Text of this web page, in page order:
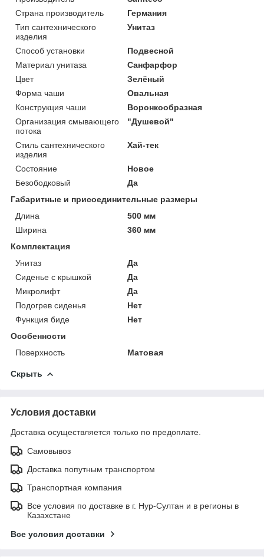
Страна производитель
Германия
Тип сантехнического
изделия
Унитаз
Способ установки
Подвесной
Материал унитаза
Санфарфор
Цвет
Зелёный
Форма чаши
Овальная
Конструкция чаши
Воронкообразная
Организация смывающего
потока
"Душевой"
Стиль сантехнического
изделия
Хай-тек
Состояние
Новое
Безободковый
Да
Габаритные и присоединительные размеры
Длина
500 мм
Ширина
360 мм
Комплектация
Унитаз
Да
Сиденье с крышкой
Да
Микролифт
Да
Подогрев сиденья
Нет
Функция биде
Нет
Особенности
Поверхность
Матовая
Скрыть
Условия доставки
Доставка осуществляется только по предоплате.
Самовывоз
Доставка попутным транспортом
Транспортная компания
Все условия по доставке в г. Нур-Султан и в регионы в
Казахстане
Все условия доставки